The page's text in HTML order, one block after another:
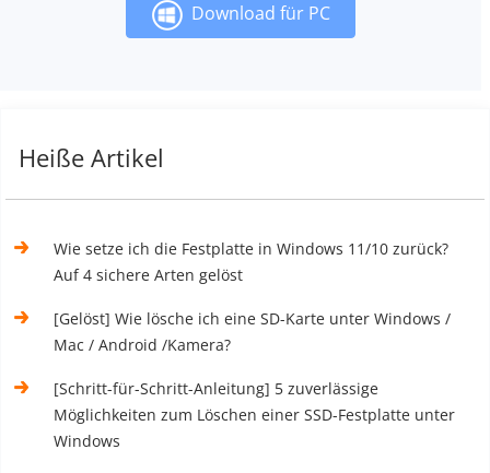
Download für PC
Heiße Artikel
Wie setze ich die Festplatte in Windows 11/10 zurück?
Auf 4 sichere Arten gelöst
[Gelöst] Wie lösche ich eine SD-Karte unter Windows /
Mac / Android /Kamera?
[Schritt-für-Schritt-Anleitung] 5 zuverlässige
Möglichkeiten zum Löschen einer SSD-Festplatte unter
Windows